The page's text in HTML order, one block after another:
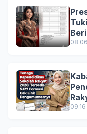
08.06
09.16